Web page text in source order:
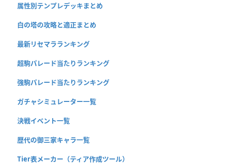
属性別テンプレデッキまとめ
白の塔の攻略と適正まとめ
最新リセマラランキング
超駒パレード当たりランキング
強駒パレード当たりランキング
ガチャシミュレーター一覧
決戦イベント一覧
歴代の御三家キャラ一覧
Tier表メーカー（ティア作成ツール）